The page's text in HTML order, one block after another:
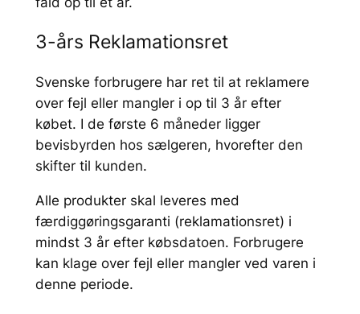
3-års Reklamationsret
Svenske forbrugere har ret til at reklamere
over fejl eller mangler i op til 3 år efter
købet. I de første 6 måneder ligger
bevisbyrden hos sælgeren, hvorefter den
skifter til kunden.
Alle produkter skal leveres med
færdiggøringsgaranti (reklamationsret) i
mindst 3 år efter købsdatoen. Forbrugere
kan klage over fejl eller mangler ved varen i
denne periode.